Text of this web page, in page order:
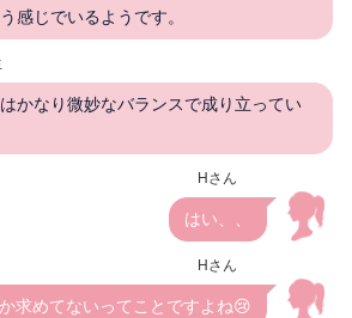
感じでいるようです。
かなり微妙なバランスで成り立ってい
Hさん
はい、、
Hさん
求めてないってことですよね😢